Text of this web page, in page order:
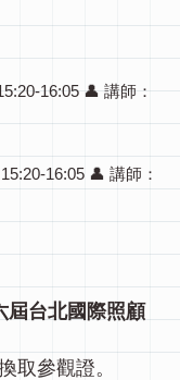
16:05 👤 講師：
16:05 👤 講師：
屆台北國際照顧
取參觀證。